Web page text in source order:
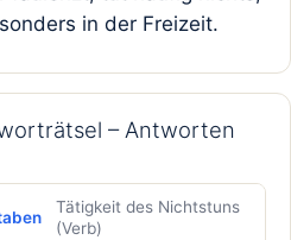
in der Freizeit.
– Antworten
Tätigkeit des Nichtstuns
(Verb)